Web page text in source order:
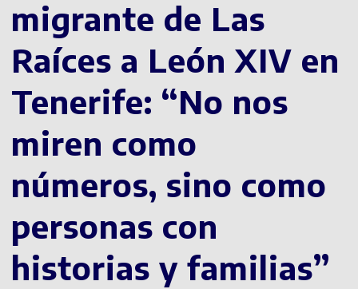
migrante de Las
Raíces a León XIV en
Tenerife: “No nos
miren como
números, sino como
personas con
historias y familias”